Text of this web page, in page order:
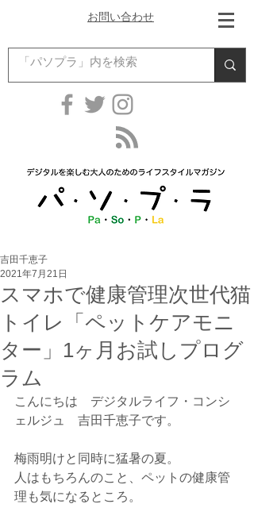
お問い合わせ
スマホで健康管理次世代猫
トイレ「ペットケアモニ
ター」1ヶ月お試しプログ
ラム
吉田千恵子
2021年7月21日
こんにちは　デジタルライフ・コンシ
ェルジュ　吉田千恵子です。
梅雨明けと同時に猛暑の夏。
人はもちろんのこと、ペットの健康管
理も気になるところ。